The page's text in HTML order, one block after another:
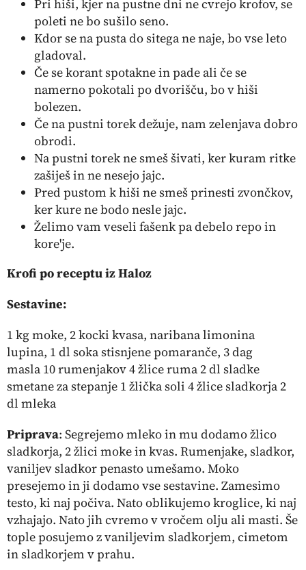
Pri hiši, kjer na pustne dni ne cvrejo krofov, se
poleti ne bo sušilo seno.
Kdor se na pusta do sitega ne naje, bo vse leto
gladoval.
Če se korant spotakne in pade ali če se
namerno pokotali po dvorišču, bo v hiši
bolezen.
Če na pustni torek dežuje, nam zelenjava dobro
obrodi.
Na pustni torek ne smeš šivati, ker kuram ritke
zašiješ in ne nesejo jajc.
Pred pustom k hiši ne smeš prinesti zvončkov,
ker kure ne bodo nesle jajc.
Želimo vam veseli fašenkpa debelo repo in
kore'je.
Krofi po receptu iz Haloz
Sestavine:
1 kg moke, 2 kocki kvasa, naribana limonina
lupina, 1 dl soka stisnjene pomaranče, 3 dag
masla 10 rumenjakov 4 žlice ruma 2 dl sladke
smetane za stepanje 1 žlička soli 4 žlice sladkorja 2
dl mleka
Priprava: Segrejemo mleko in mu dodamo žlico
sladkorja, 2 žlici moke in kvas. Rumenjake, sladkor,
vaniljev sladkor penasto umešamo. Moko
presejemo in ji dodamo vse sestavine. Zamesimo
testo, ki naj počiva. Nato oblikujemo kroglice, ki naj
vzhajajo. Nato jih cvremo v vročem olju ali masti. Še
tople posujemo z vaniljevim sladkorjem, cimetom
in sladkorjem v prahu.